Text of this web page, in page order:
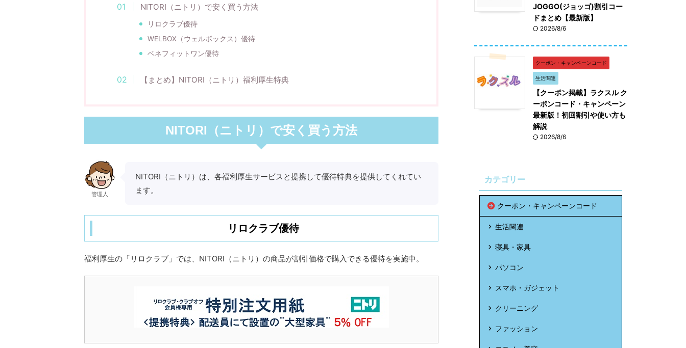
NITORI（ニトリ）で安く買う方法
リロクラブ優待
WELBOX（ウェルボックス）優待
ベネフィットワン優待
【まとめ】NITORI（ニトリ）福利厚生特典
NITORI（ニトリ）で安く買う方法
管理人
NITORI（ニトリ）は、各福利厚生サービスと提携して優待特典を提供してくれてい
ます。
リロクラブ優待
福利厚生の「リロクラブ」では、NITORI（ニトリ）の商品が割引価格で購入できる優待を実施中。
JOGGO(ジョッゴ)割引コー
ドまとめ【最新版】
2026/8/6
クーポン・キャンペーンコード
生活関連
【クーポン掲載】ラクスル ク
ーポンコード・キャンペーン
最新版！初回割引や使い方も
解説
2026/8/6
カテゴリー
クーポン・キャンペーンコード
生活関連
寝具・家具
パソコン
スマホ・ガジェット
クリーニング
ファッション